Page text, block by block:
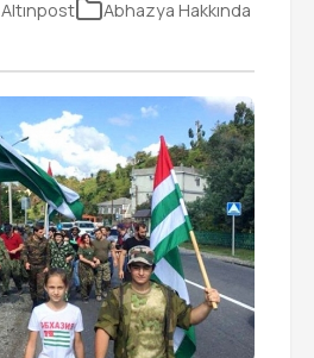
Altınpost
Abhazya Hakkında